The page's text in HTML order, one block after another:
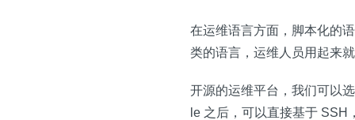
在运维语言方面，脚本化的
类的语言，运维人员用起来
开源的运维平台，我们可以
le 之后，可以直接基于